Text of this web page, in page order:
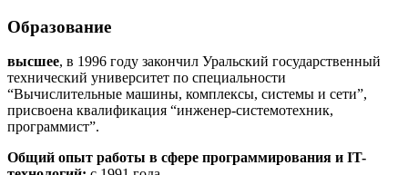
Образование
высшее, в 1996 году закончил Уральский государственный
технический университет по специальности
“Вычислительные машины, комплексы, системы и сети”,
присвоена квалификация “инженер-системотехник,
программист”.
Общий опыт работы в сфере программирования и IT-